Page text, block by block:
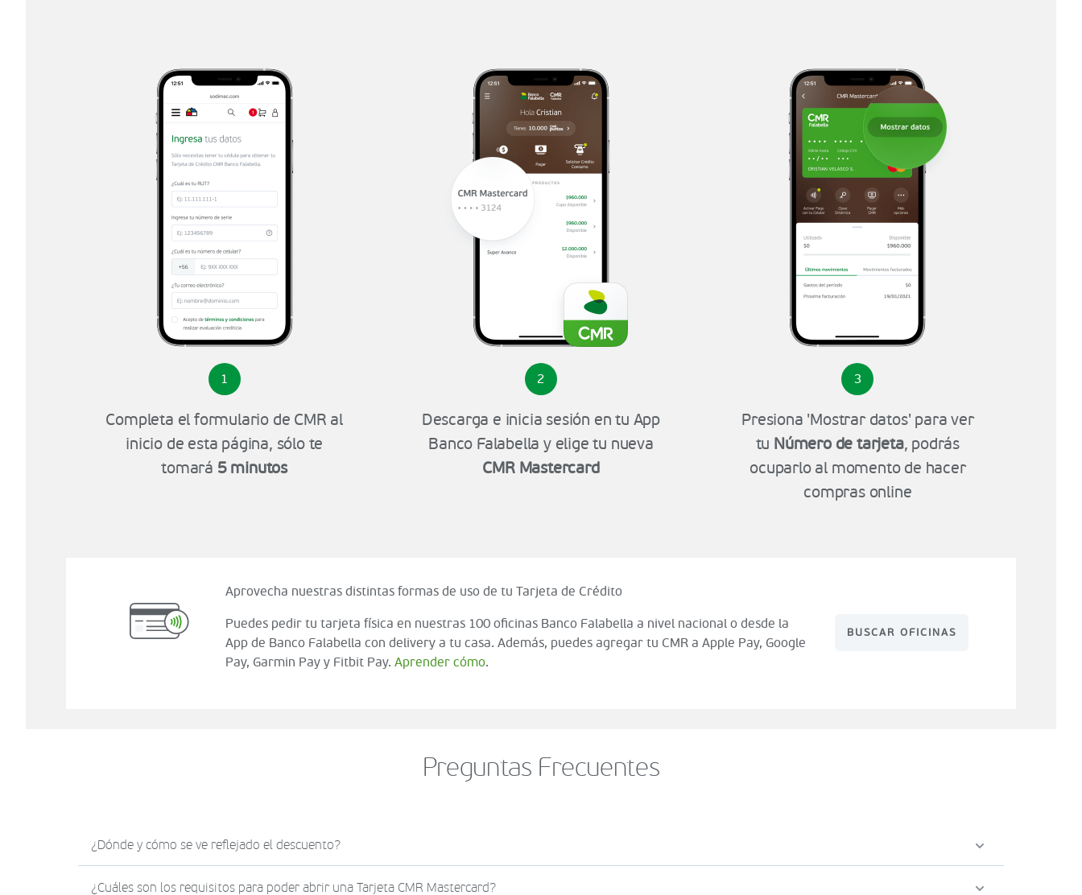
1
Completa el formulario de CMR al
inicio de esta página, sólo te
tomará 5 minutos
2
Descarga e inicia sesión en tu App
Banco Falabella y elige tu nueva
CMR Mastercard
3
Presiona 'Mostrar datos' para ver
tu Número de tarjeta, podrás
ocuparlo al momento de hacer
compras online
Aprovecha nuestras distintas formas de uso de tu Tarjeta de Crédito
Puedes pedir tu tarjeta física en nuestras 100 oficinas Banco Falabella a nivel nacional o desde la
App de Banco Falabella con delivery a tu casa. Además, puedes agregar tu CMR a Apple Pay, Google
Pay, Garmin Pay y Fitbit Pay. Aprender cómo.
BUSCAR OFICINAS
Preguntas Frecuentes
¿Dónde y cómo se ve reflejado el descuento?
¿Cuáles son los requisitos para poder abrir una Tarjeta CMR Mastercard?